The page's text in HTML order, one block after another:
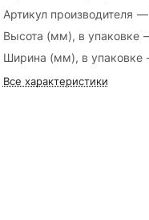
Артикул производителя —
Высота (мм), в упаковке
Ширина (мм), в упаковке
Все характеристики